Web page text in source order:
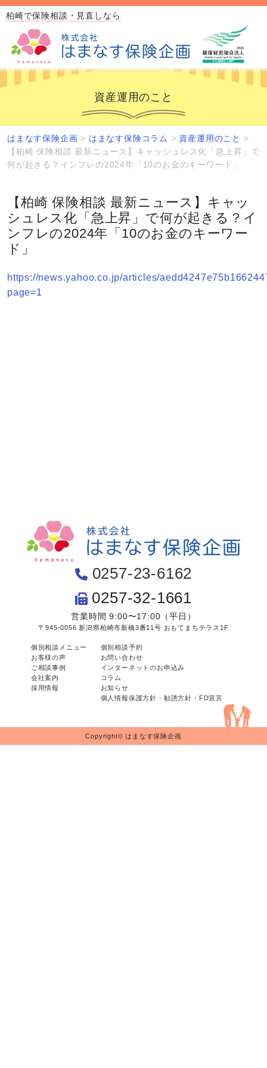
柏崎で保険相談・見直しなら
資産運用のこと
はまなす保険企画 > はまなす保険コラム > 資産運用のこと
>
【柏崎 保険相談 最新ニュース】キャッシュレス化「急上昇」で
何が起きる？インフレの2024年「10のお金のキーワード」
【柏崎 保険相談 最新ニュース】キャッ
シュレス化「急上昇」で何が起きる？イ
ンフレの2024年「10のお金のキーワー
ド」
https://news.yahoo.co.jp/articles/
page=1
0257-23-6162
0257-32-1661
営業時間 9:00〜17:00（平日）
〒945-0056 新潟県柏崎市新橋3番11号 おもてまちテラス1F
個別相談メニュー
お客様の声
ご相談事例
会社案内
採用情報
個別相談予約
お問い合わせ
インターネットのお申込み
コラム
お知らせ
個人情報保護方針・勧誘方針・FD宣言
Copyright© はまなす保険企画